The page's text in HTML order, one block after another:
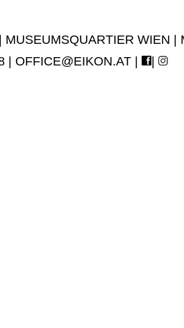
MUSEUMSQUARTIER WIEN
| OFFICE@EIKON.AT | |